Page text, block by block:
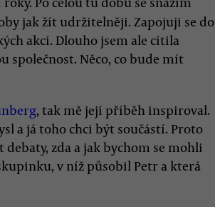
jak žít udržitelněji. Zapojuji se do
akcí. Dlouho jsem ale cítila
společnost. Něco, co bude mít
, tak mě její příběh inspiroval.
a já toho chci být součástí. Proto
debaty, zda a jak bychom se mohli
v níž působil Petr a která